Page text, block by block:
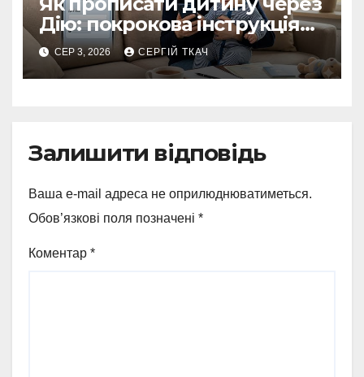
Дію: покрокова інструкція
2026
СЕР 3, 2026 СЕРГІЙ ТКАЧ
Залишити відповідь
Ваша e-mail адреса не оприлюднюватиметься.
Обов’язкові поля позначені *
Коментар *